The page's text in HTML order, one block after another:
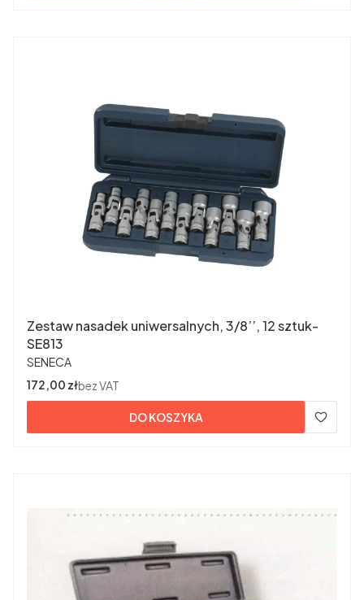
Zestaw nasadek uniwersalnych, 3/8’’, 12 sztuk-
SE813
PRODUCENT
SENECA
Cena
172,00 złbez VAT
DO KOSZYKA